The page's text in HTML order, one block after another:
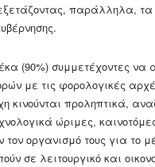
παράλληλα,
(90%) συμμετέχοντες να
με τις φορολογικές
κινούνται προληπτικά,
ώριμες,
οργανισμό τους για το
σε λειτουργικό και